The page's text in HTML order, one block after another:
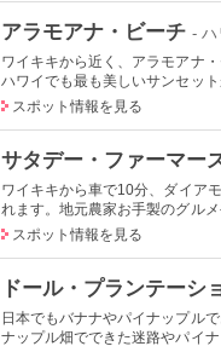
アラモアナ・ビーチ - ハ
ワイキキから近く、アラモアナ
ハワイでも最も美しいサンセッ
スポット情報を見る
サタデー・ファーマー
ワイキキから車で10分、ダイア
れます。地元農家お手製のグル
スポット情報を見る
ドール・プランテーシ
日本でもバナナやパイナップル
ナップル畑でできた迷路やパイ